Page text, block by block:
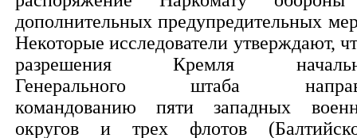
дополнительных предупредительных
Некоторые исследователи утверждают,
разрешения Кремля
Генерального штаба
командованию пяти западных
округов и трех флотов